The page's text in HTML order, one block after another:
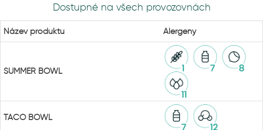
Dostupné na všech provozovnách
Název produktu Alergeny
SUMMER BOWL
TACO BOWL